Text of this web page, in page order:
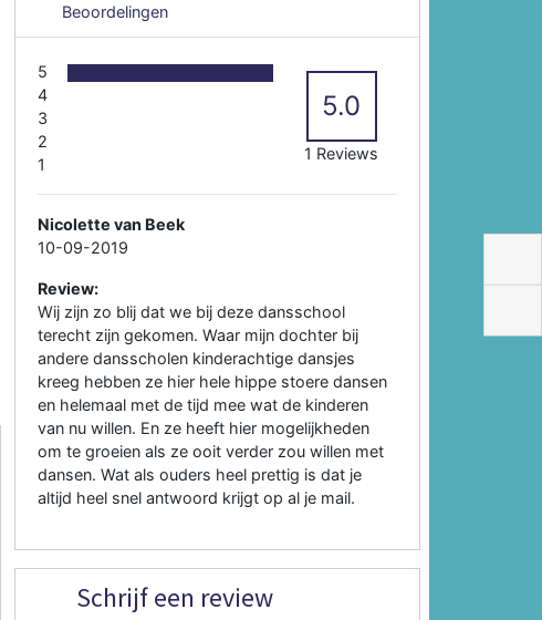
Beoordelingen
5
4
3
2
1
5.0
1 Reviews
Nicolette van Beek
10-09-2019
Review:
Wij zijn zo blij dat we bij deze dansschool
terecht zijn gekomen. Waar mijn dochter bij
andere dansscholen kinderachtige dansjes
kreeg hebben ze hier hele hippe stoere dansen
en helemaal met de tijd mee wat de kinderen
van nu willen. En ze heeft hier mogelijkheden
om te groeien als ze ooit verder zou willen met
dansen. Wat als ouders heel prettig is dat je
altijd heel snel antwoord krijgt op al je mail.
Schrijf een review